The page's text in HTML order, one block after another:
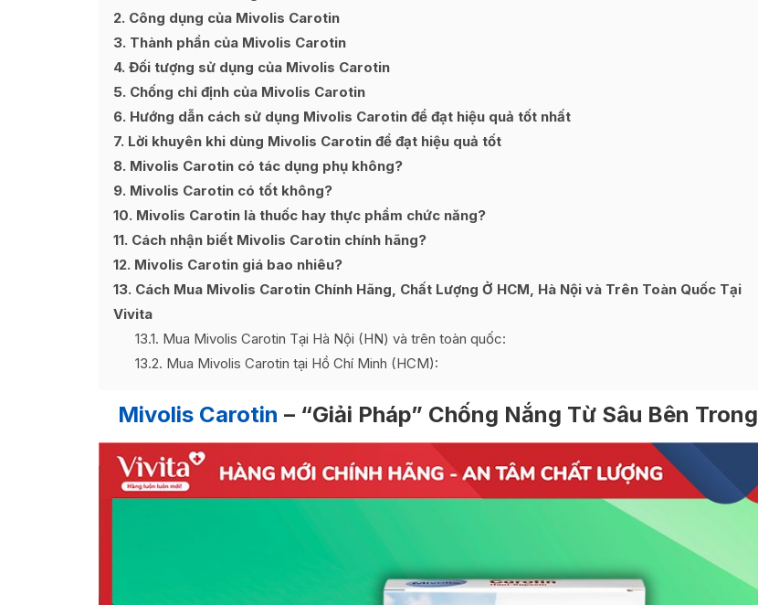
2 Công dụng của Mivolis Carotin
3 Thành phần của Mivolis Carotin
4 Đối tượng sử dụng của Mivolis Carotin
5 Chống chỉ định của Mivolis Carotin
6 Hướng dẫn cách sử dụng Mivolis Carotin để đạt hiệu quả tốt nhất
7 Lời khuyên khi dùng Mivolis Carotin để đạt hiệu quả tốt
8 Mivolis Carotin có tác dụng phụ không?
9 Mivolis Carotin có tốt không?
10 Mivolis Carotin là thuốc hay thực phẩm chức năng?
11 Cách nhận biết Mivolis Carotin chính hãng?
12 Mivolis Carotin giá bao nhiêu?
13 Cách Mua Mivolis Carotin Chính Hãng, Chất Lượng Ở HCM, Hà Nội và Trên Toàn Quốc Tại
Vivita
13.1 Mua Mivolis Carotin Tại Hà Nội (HN) và trên toàn quốc:
13.2 Mua Mivolis Carotin tại Hồ Chí Minh (HCM):
Mivolis Carotin – “Giải Pháp” Chống Nắng Từ Sâu Bên Trong